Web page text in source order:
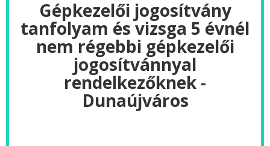
Gépkezelői jogosítvány
tanfolyam és vizsga 5 évnél
nem régebbi gépkezelői
jogosítvánnyal
rendelkezőknek -
Dunaújváros